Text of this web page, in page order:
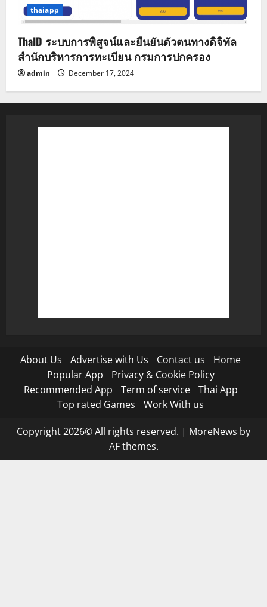
thaiapp
ThaID ระบบการพิสูจน์และยืนยันตัวตนทางดิจิทัล
สำนักบริหารการทะเบียน กรมการปกครอง
admin December 17, 2024
About Us Advertise with Us Contact us
Home
Popular App
Privacy & Cookie Policy
Recommended App
Term of service
Thai App
Top rated Games
Work With us
Copyright 2026© All rights reserved. | MoreNews by
AF themes.